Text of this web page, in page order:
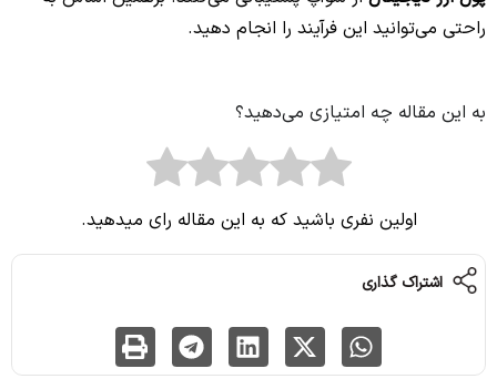
راحتی می‌توانید این فرآیند را انجام دهید.
به این مقاله چه امتیازی می‌دهید؟
اولین نفری باشید که به این مقاله رای میدهید.
اشتراک گذاری